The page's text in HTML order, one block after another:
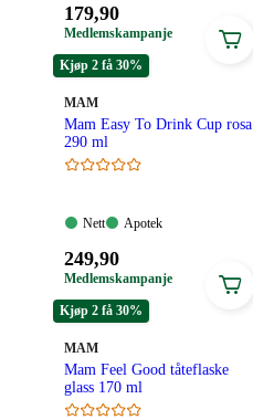
Pris:
179,90
kroner.
179,90
Medlemskampanje
Kjøp 2 få 30%
MERKE
MAM
Mam Easy To Drink Cup rosa
290 ml
Nett:
Nett
Apotek:
Apotek
Pris:
249,90
kroner.
249,90
Medlemskampanje
Kjøp 2 få 30%
MERKE
MAM
Mam Feel Good tåteflaske
glass 170 ml